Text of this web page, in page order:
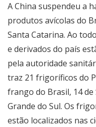
A China suspendeu a
produtos avícolas do
Santa Catarina. Ao
e derivados do país
pela autoridade
traz 21 frigoríficos do
frango do Brasil, 14
Grande do Sul. Os
estão localizados nas